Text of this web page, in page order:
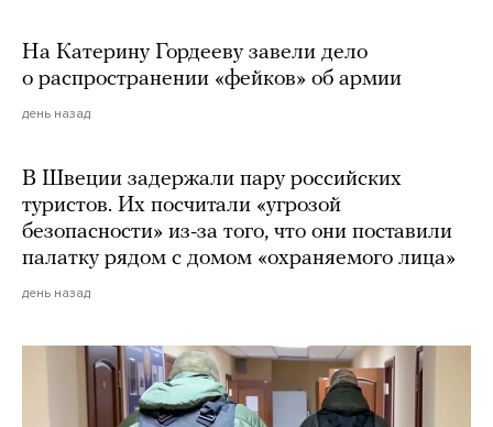
На Катерину Гордееву завели дело
о распространении «фейков» об армии
день назад
В Швеции задержали пару российских
туристов. Их посчитали «угрозой
безопасности» из-за того, что они поставили
палатку рядом с домом «охраняемого лица»
день назад